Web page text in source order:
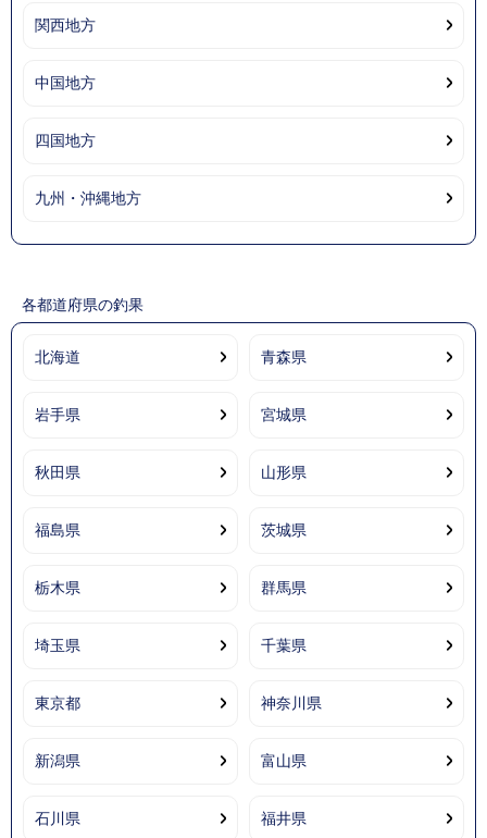
関西地方
中国地方
四国地方
九州・沖縄地方
各都道府県の釣果
北海道 青森県
岩手県 宮城県
秋田県 山形県
福島県 茨城県
栃木県 群馬県
埼玉県 千葉県
東京都 神奈川県
新潟県 富山県
石川県 福井県